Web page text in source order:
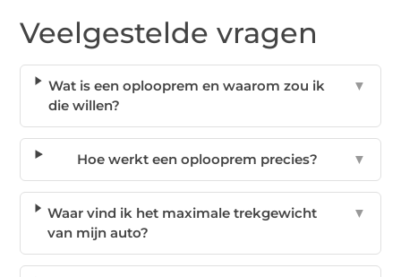
Veelgestelde vragen
Wat is een oplooprem en waarom zou ik
die willen?
▼
Hoe werkt een oplooprem precies? ▼
Waar vind ik het maximale trekgewicht
van mijn auto?
▼